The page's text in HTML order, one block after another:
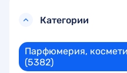
Категории
Парфюмерия,
(5382)